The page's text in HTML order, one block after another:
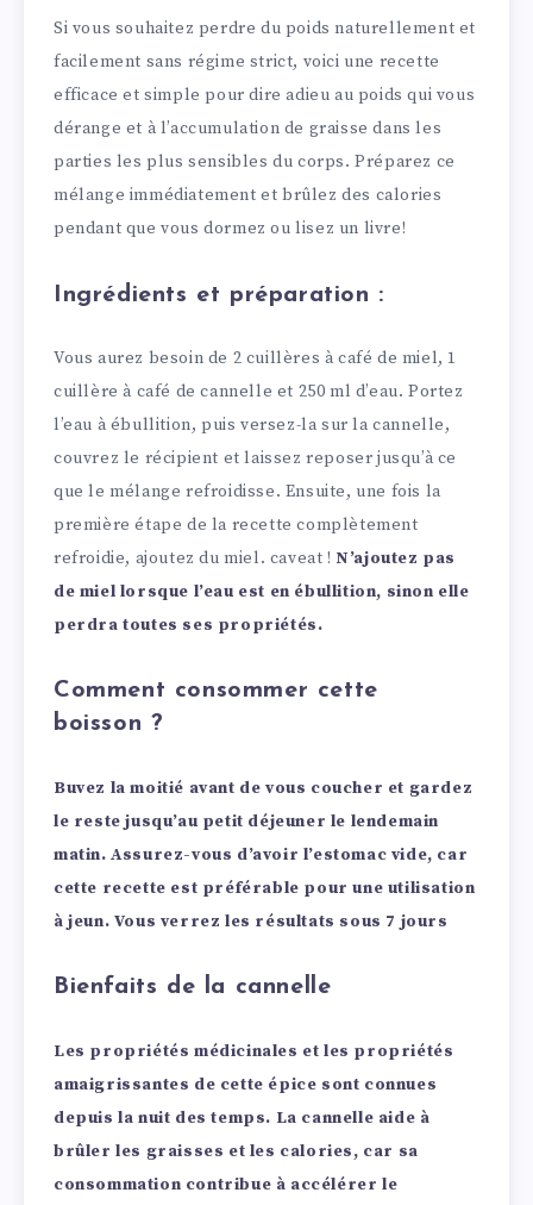
Si vous souhaitez perdre du poids naturellement et
facilement sans régime strict, voici une recette
efficace et simple pour dire adieu au poids qui vous
dérange et à l’accumulation de graisse dans les
parties les plus sensibles du corps. Préparez ce
mélange immédiatement et brûlez des calories
pendant que vous dormez ou lisez un livre!
Ingrédients et préparation :
Vous aurez besoin de 2 cuillères à café de miel, 1
cuillère à café de cannelle et 250 ml d’eau. Portez
l’eau à ébullition, puis versez-la sur la cannelle,
couvrez le récipient et laissez reposer jusqu’à ce
que le mélange refroidisse. Ensuite, une fois la
première étape de la recette complètement
refroidie, ajoutez du miel. caveat ! N’ajoutez pas
de miel lorsque l’eau est en ébullition, sinon elle
perdra toutes ses propriétés.
Comment consommer cette
boisson ?
Buvez la moitié avant de vous coucher et gardez
le reste jusqu’au petit déjeuner le lendemain
matin.Assurez-vous d’avoir l’estomac vide, car
cette recette est préférable pour une utilisation
à jeun. Vous verrez les résultats sous 7 jours
Bienfaits de la cannelle
Les propriétés médicinales et les propriétés
amaigrissantes de cette épice sont connues
depuis la nuit des temps. La cannelle aide à
brûler les graisses et les calories, car sa
consommation contribue à accélérer le